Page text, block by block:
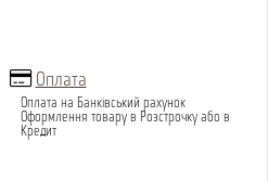
Оплата
Оплата на Банківський рахунок
Оформлення товару в Розстрочку або в
Кредит